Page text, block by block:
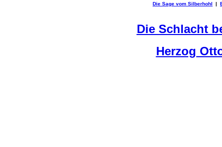
Die Sage vom Silberhohl |
Die Schlacht
Herzog